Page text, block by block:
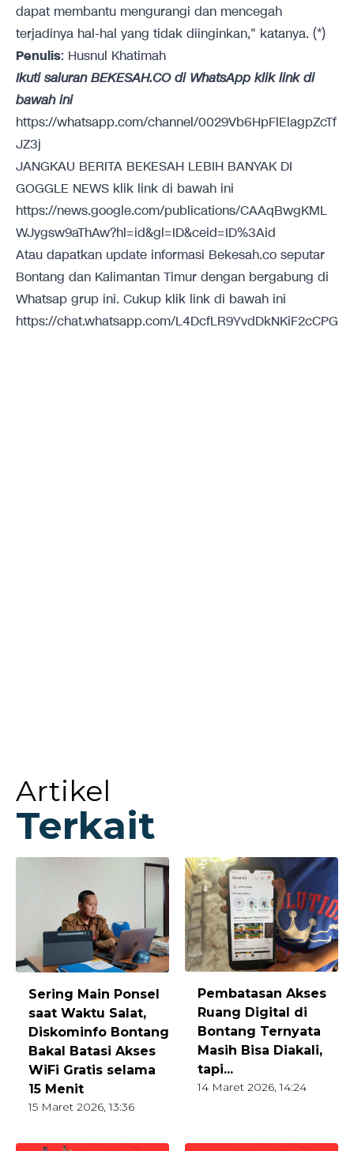
dapat membantu mengurangi dan mencegah
terjadinya hal-hal yang tidak diinginkan," katanya. (*)
Penulis: Husnul Khatimah
Ikuti saluran BEKESAH.CO di WhatsApp klik link di
bawah ini
https://whatsapp.com/channel/0029Vb6HpFlElagpZcTf
JZ3j
JANGKAU BERITA BEKESAH LEBIH BANYAK DI
GOGGLE NEWS klik link di bawah ini
https://news.google.com/publications/CAAqBwgKML
WJygsw9aThAw?hl=id&gl=ID&ceid=ID%3Aid
Atau dapatkan update informasi Bekesah.co seputar
Bontang dan Kalimantan Timur dengan bergabung di
Whatsap grup ini. Cukup klik link di bawah ini
https://chat.whatsapp.com/L4DcfLR9YvdDkNKiF2cCPG
Artikel
Terkait
Sering Main Ponsel
saat Waktu Salat,
Diskominfo Bontang
Bakal Batasi Akses
WiFi Gratis selama
15 Menit
15 Maret 2026, 13:36
Pembatasan Akses
Ruang Digital di
Bontang Ternyata
Masih Bisa Diakali,
tapi...
14 Maret 2026, 14:24